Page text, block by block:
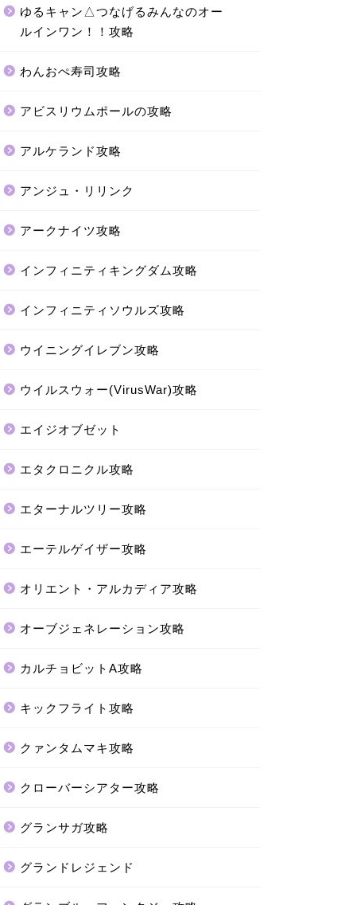
ゆるキャン△つなげるみんなのオー
ルインワン！！攻略
わんおぺ寿司攻略
アビスリウムポールの攻略
アルケランド攻略
アンジュ・リリンク
アークナイツ攻略
インフィニティキングダム攻略
インフィニティソウルズ攻略
ウイニングイレブン攻略
ウイルスウォー(VirusWar)攻略
エイジオブゼット
エタクロニクル攻略
エターナルツリー攻略
エーテルゲイザー攻略
オリエント・アルカディア攻略
オーブジェネレーション攻略
カルチョビットA攻略
キックフライト攻略
クァンタムマキ攻略
クローバーシアター攻略
グランサガ攻略
グランドレジェンド